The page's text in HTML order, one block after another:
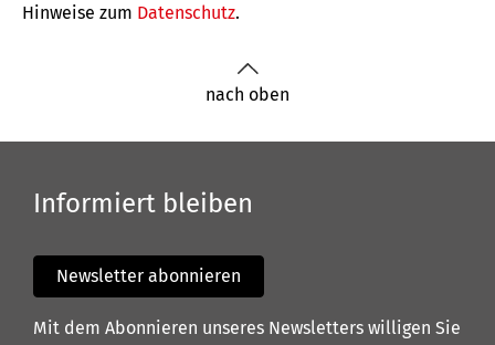
Hinweise zum Datenschutz.
nach oben
Informiert bleiben
Newsletter abonnieren
Mit dem Abonnieren unseres Newsletters willigen Sie